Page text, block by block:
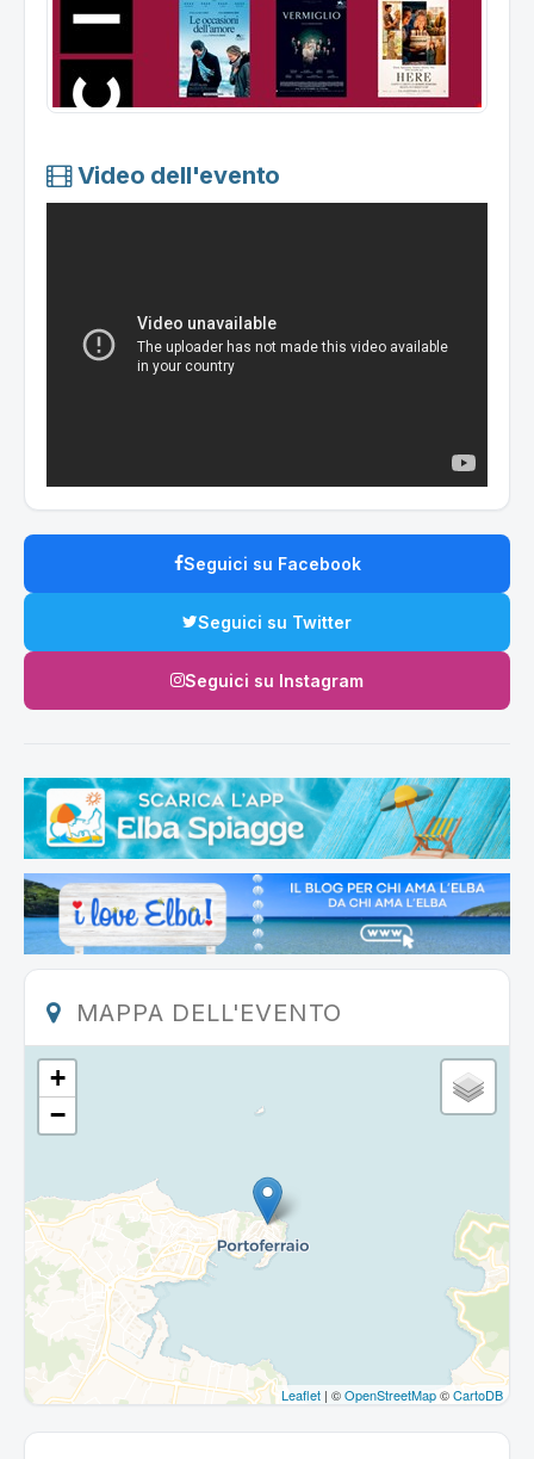
Video dell'evento
Seguici su Facebook
Seguici su Twitter
Seguici su Instagram
MAPPA DELL'EVENTO
+
−
Leaflet | ©OpenStreetMap©CartoDB